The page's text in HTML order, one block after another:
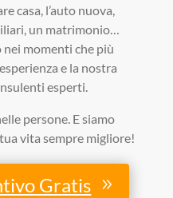
casa, l’auto nuova,
un matrimonio…
momenti che più
e la nostra
esperti.
persone. E siamo
vita sempre migliore!
Gratis